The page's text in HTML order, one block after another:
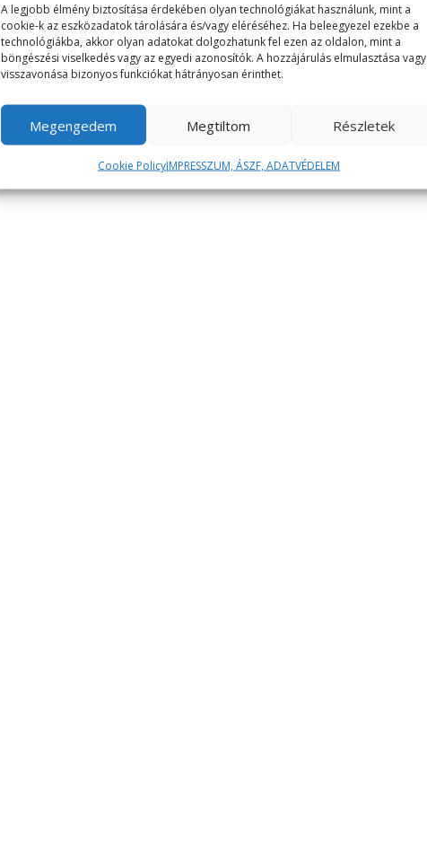
A legjobb élmény biztosítása érdekében olyan technológiákat használunk, mint a
cookie-k az eszközadatok tárolására és/vagy eléréséhez. Ha beleegyezel ezekbe a
technológiákba, akkor olyan adatokat dolgozhatunk fel ezen az oldalon, mint a
böngészési viselkedés vagy az egyedi azonosítók. A hozzájárulás elmulasztása vagy
visszavonása bizonyos funkciókat hátrányosan érinthet.
Megengedem Megtiltom Részletek
Cookie PolicyIMPRESSZUM, ÁSZF, ADATVÉDELEM